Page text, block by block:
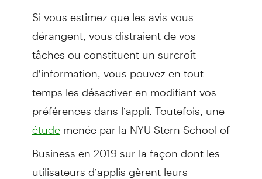
Si vous estimez que les avis vous
dérangent, vous distraient de vos
tâches ou constituent un surcroît
d’information, vous pouvez en tout
temps les désactiver en modifiant vos
préférences dans l’appli. Toutefois, une
étudemenée par la NYU Stern School of
Business en 2019 sur la façon dont les
utilisateurs d’applis gèrent leurs